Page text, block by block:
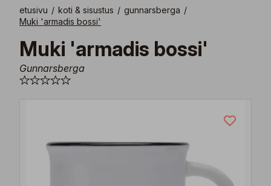
etusivu / koti & sisustus / gunnarsberga /
Muki 'armadis bossi'
Muki 'armadis bossi'
Gunnarsberga